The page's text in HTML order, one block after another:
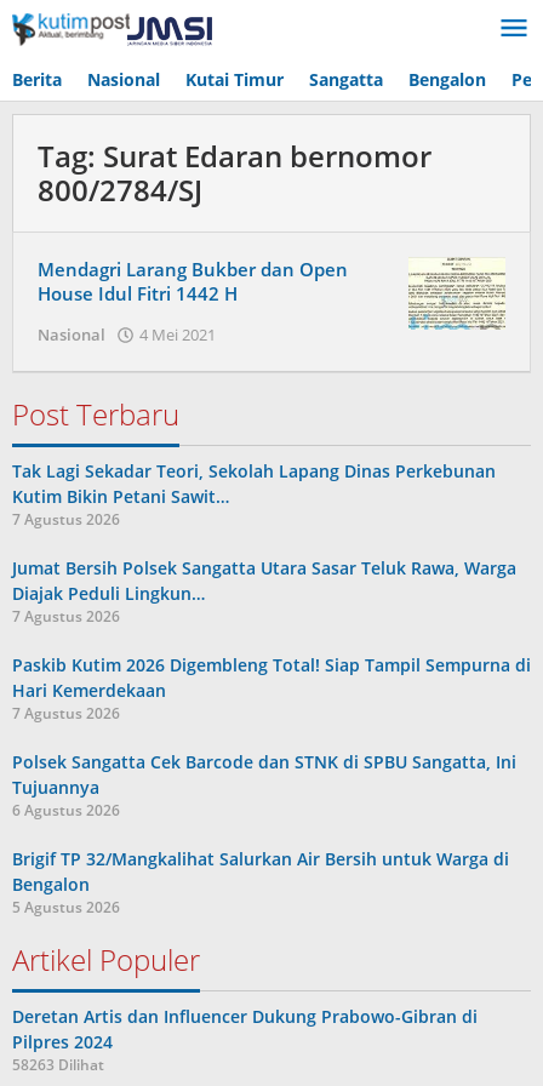
Lewati
ke
Berita Nasional Kutai Timur Sangatta Bengalon
Tag: Surat Edaran bernomor
800/2784/SJ
Mendagri Larang Bukber dan Open
House Idul Fitri 1442 H
Nasional 4 Mei 2021
Post Terbaru
Tak Lagi Sekadar Teori, Sekolah Lapang Dinas Perkebunan
Kutim Bikin Petani Sawit…
7 Agustus 2026
Jumat Bersih Polsek Sangatta Utara Sasar Teluk Rawa, Warga
Diajak Peduli Lingkun…
7 Agustus 2026
Paskib Kutim 2026 Digembleng Total! Siap Tampil Sempurna di
Hari Kemerdekaan
7 Agustus 2026
Polsek Sangatta Cek Barcode dan STNK di SPBU Sangatta, Ini
Tujuannya
6 Agustus 2026
Brigif TP 32/Mangkalihat Salurkan Air Bersih untuk Warga di
Bengalon
5 Agustus 2026
Artikel Populer
Deretan Artis dan Influencer Dukung Prabowo-Gibran di
Pilpres 2024
58263 Dilihat